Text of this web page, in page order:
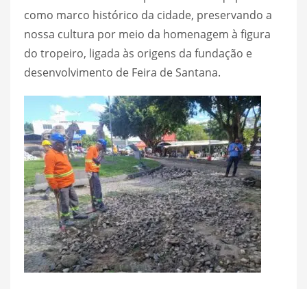
como marco histórico da cidade, preservando a
nossa cultura por meio da homenagem à figura
do tropeiro, ligada às origens da fundação e
desenvolvimento de Feira de Santana.